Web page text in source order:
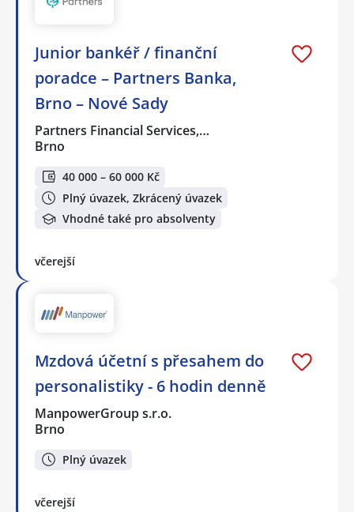
Junior bankéř / finanční
poradce – Partners Banka,
Brno – Nové Sady
Partners Financial Services,…
Brno
40 000 – 60 000 Kč
Plný úvazek, Zkrácený úvazek
Vhodné také pro absolventy
včerejší
Mzdová účetní s přesahem do
personalistiky - 6 hodin denně
ManpowerGroup s.r.o.
Brno
Plný úvazek
včerejší